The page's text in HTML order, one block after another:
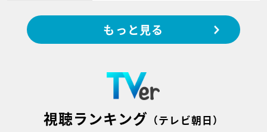
もっと見る
視聴ランキング （テレビ朝日）